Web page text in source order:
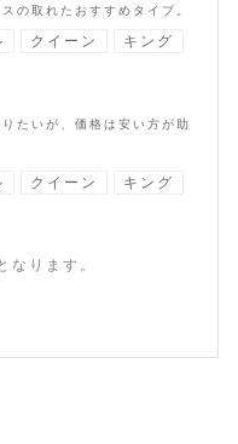
の取れたおすすめタイプ。
クイーン キング
たいが、価格は安い方が助
クイーン キング
ります。